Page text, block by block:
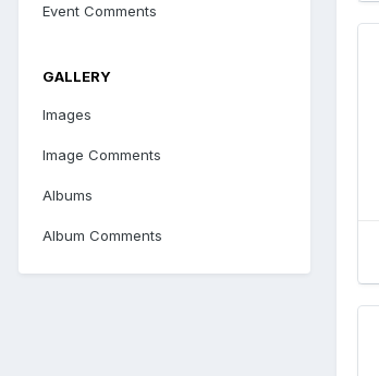
Event Comments
GALLERY
Images
Image Comments
Albums
Album Comments